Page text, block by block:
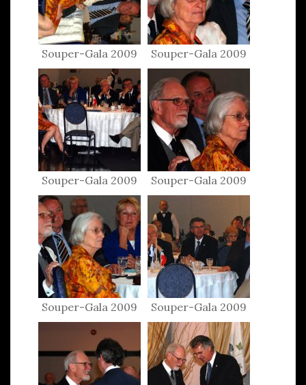
Souper-Gala 2009 Souper-Gala 2009
Souper-Gala 2009 Souper-Gala 2009
Souper-Gala 2009 Souper-Gala 2009